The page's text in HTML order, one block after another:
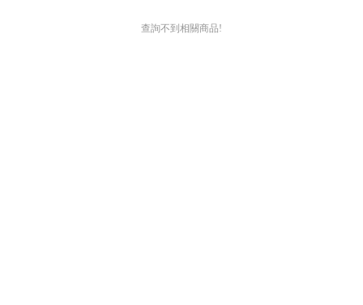
查詢不到相關商品!